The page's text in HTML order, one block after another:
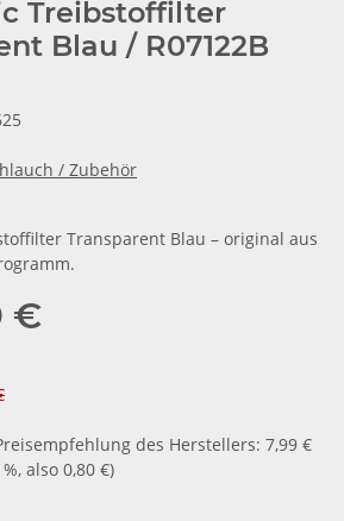
Treibstoffilter
Blau / R07122B
/ Zubehör
Transparent Blau – original aus
€
des Herstellers: 7,99 €
, also 0,80 €)